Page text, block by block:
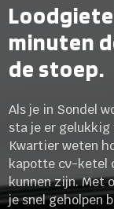
minuten
de stoep.
Als je in Sondel
sta je er gelukkig
Kwartier weten
kapotte cv-ketel
kunnen zijn. Met
je snel geholpen